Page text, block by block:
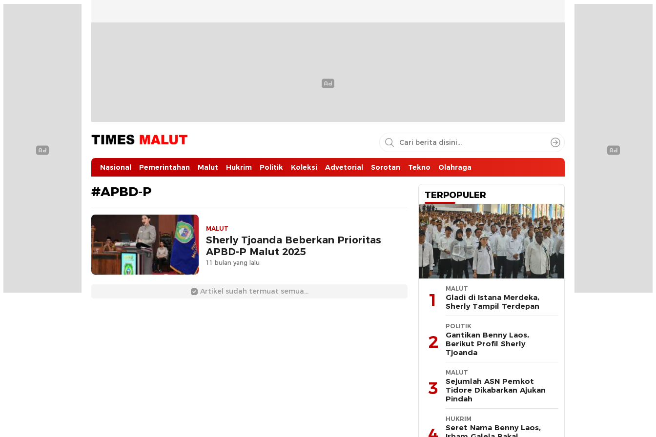
Times Malut
Berita Maluku Utara Terbaru
Nasional Pemerintahan Malut Hukrim Politik Koleksi Advetorial Sorotan Tekno Olahraga
#APBD-P
MALUT
Sherly Tjoanda Beberkan Prioritas
APBD-P Malut 2025
11 bulan yang lalu
Artikel sudah termuat semua...
TERPOPULER
1
MALUT
Gladi di Istana Merdeka,
Sherly Tampil Terdepan
2
POLITIK
Gantikan Benny Laos,
Berikut Profil Sherly
Tjoanda
3
MALUT
Sejumlah ASN Pemkot
Tidore Dikabarkan Ajukan
Pindah
HUKRIM
Seret Nama Benny Laos,